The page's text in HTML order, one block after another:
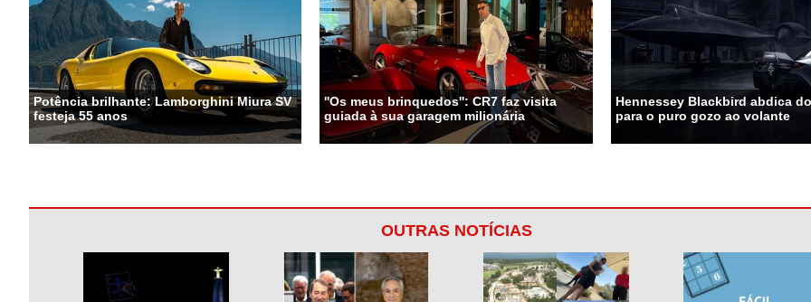
Potência brilhante: Lamborghini Miura SV
festeja 55 anos
''Os meus brinquedos'': CR7 faz visita
guiada à sua garagem milionária
Hennessey Blackbird abdica
para o puro gozo ao volante
OUTRAS NOTÍCIAS